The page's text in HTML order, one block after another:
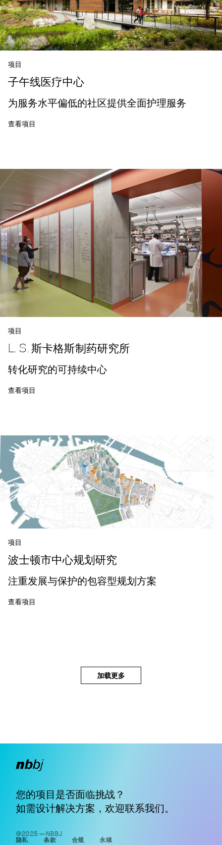
项目
子午线医疗中心
为服务水平偏低的社区提供全面护理服务
查看项目
项目
L. S. 斯卡格斯制药研究所
转化研究的可持续中心
查看项目
项目
波士顿市中心规划研究
注重发展与保护的包容型规划方案
查看项目
加载更多
您的项目是否面临挑战？
如需设计解决方案，欢迎联系我们。
©2025 —NBBJ
隐私 条款 合规 永续